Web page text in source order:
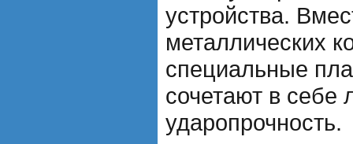
устройства.
металлических
специальные
сочетают в себе
ударопрочность.